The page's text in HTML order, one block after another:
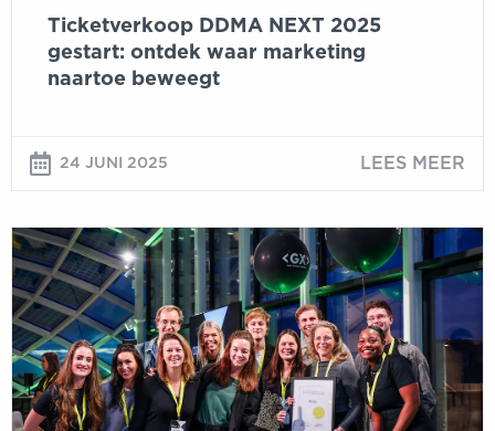
Ticketverkoop DDMA NEXT 2025
gestart: ontdek waar marketing
naartoe beweegt
24 JUNI 2025 LEES MEER
Inschrijving
DDMA
Customer
Data
Awards
2025
geopend